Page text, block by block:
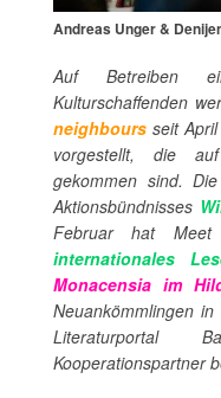
Andreas Unger &
Auf Betreiben
Kulturschaffenden
neighbours seit
vorgestellt, die
gekommen sind.
Aktionsbündnisses
Februar hat
internationales
Monacensia im
Neuankömmlingen
Kooperationspartner